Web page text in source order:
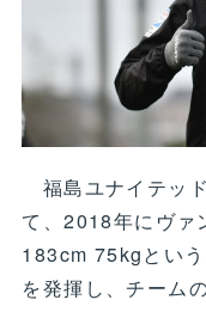
福島ユナイテッ
て、2018年にヴァ
183cm 75kgとい
を発揮し、チーム